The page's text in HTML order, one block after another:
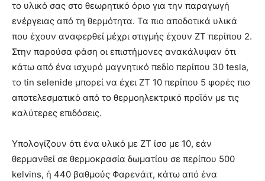
το υλικό σας στο θεωρητικό όριο για την παραγωγή
ενέργειας από τη θερμότητα. Τα πιο αποδοτικά υλικά
που έχουν αναφερθεί μέχρι στιγμής έχουν ZT περίπου 2.
Στην παρούσα φάση οι επιστήμονες ανακάλυψαν ότι
κάτω από ένα ισχυρό μαγνητικό πεδίο περίπου 30 tesla,
το tin selenide μπορεί να έχει ZT 10 περίπου 5 φορές πιο
αποτελεσματικό από το θερμοηλεκτρικό προϊόν με τις
καλύτερες επιδόσεις.
Υπολογίζουν ότι ένα υλικό με ZT ίσο με 10, εάν
θερμανθεί σε θερμοκρασία δωματίου σε περίπου 500
kelvins, ή 440 βαθμούς Φαρενάιτ, κάτω από ένα